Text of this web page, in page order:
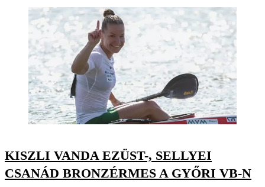
KISZLI VANDA EZÜST-, SELLYEI
CSANÁD BRONZÉRMES A GYŐRI VB-N